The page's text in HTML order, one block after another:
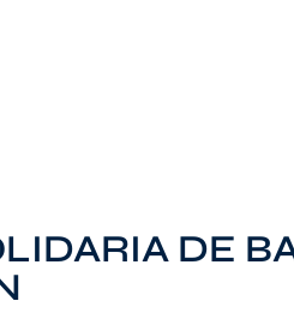
DE